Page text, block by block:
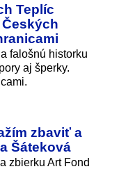
Teplíc
falošnú historku
aj šperky.
zbaviť a
Šáteková
zbierku Art Fond